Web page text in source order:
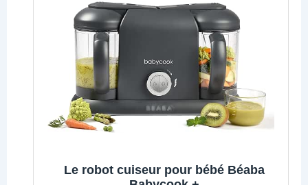
Le robot cuiseur pour bébé Béaba